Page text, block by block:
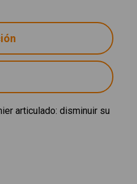
articulado: disminuir su